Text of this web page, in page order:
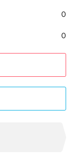
0
0